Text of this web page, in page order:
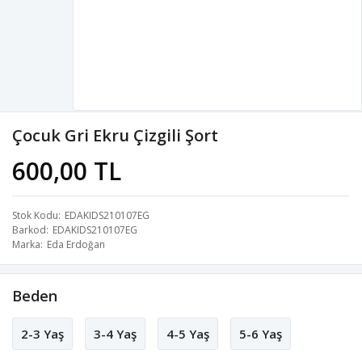
Çocuk Gri Ekru Çizgili Şort
600,00 TL
Stok Kodu EDAKIDS210107EG
Barkod EDAKIDS210107EG
Marka Eda Erdoğan
Beden
2-3 Yaş 3-4 Yaş 4-5 Yaş 5-6 Yaş